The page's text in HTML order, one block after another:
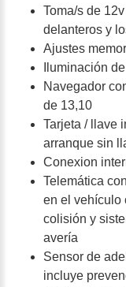
Toma/s de
delanteros y
Ajustes
Iluminación
Navegador
de 13,10
Tarjeta / llave
arranque sin
Conexion
Telemática
en el vehículo
colisión y
avería
Sensor de
incluye